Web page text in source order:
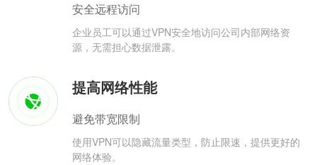
安全远程访问
企业员工可以通过VPN安全地访问公司内部网络资
源，无需担心数据泄露。
提高网络性能
避免带宽限制
使用VPN可以隐藏流量类型，防止限速，提供更好的
网络体验。